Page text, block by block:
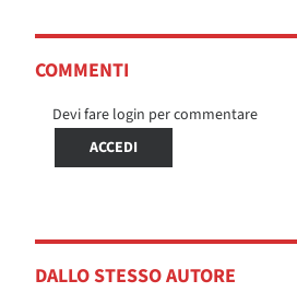
COMMENTI
Devi fare login per commentare
ACCEDI
DALLO STESSO AUTORE